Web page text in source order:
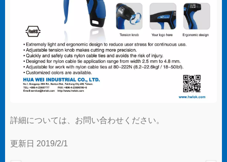
詳細については、お問い合わせください。
更新日 2019/2/1